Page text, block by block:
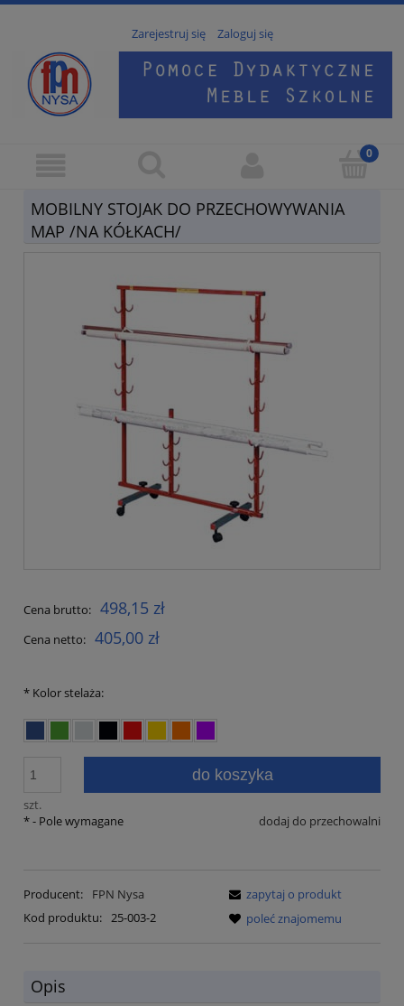
Zarejestruj się Zaloguj się
MOBILNY STOJAK DO PRZECHOWYWANIA
MAP /NA KÓŁKACH/
Cena brutto: 498,15 zł
Cena netto: 405,00 zł
* Kolor stelaża:
szt.
do koszyka
dodaj do przechowalni
*- Pole wymagane
Producent:
FPN Nysa
Kod produktu: 25-003-2
zapytaj o produkt
poleć znajomemu
Opis